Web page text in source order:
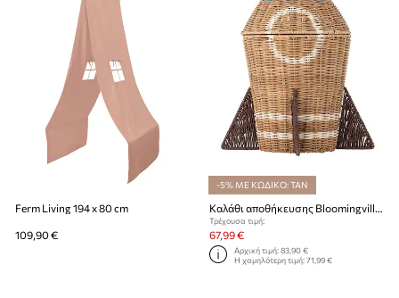
Ferm Living 194 x 80 cm
109,90 €
-5% ΜΕ ΚΩΔΙΚΟ: TAN
Τρέχουσα τιμή:
67,99 €
Αρχική τιμή:83,90 €
Η χαμηλότερη τιμή:71,99 €